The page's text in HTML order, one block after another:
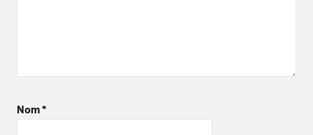
Nom*